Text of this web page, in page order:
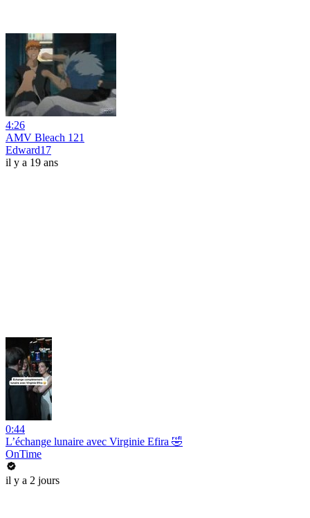
4:26
AMV Bleach 121
Edward17
il y a 19 ans
0:44
L’échange lunaire avec Virginie Efira 🤣
OnTime
il y a 2 jours